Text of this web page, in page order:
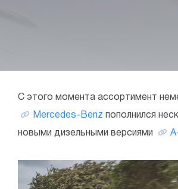
С этого момента ассортимент
Mercedes-Benz пополнился
новыми дизельными версиями